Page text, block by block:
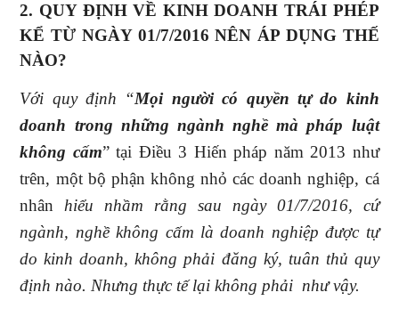
2. QUY ĐỊNH VỀ KINH DOANH TRÁI PHÉP
KỂ TỪ NGÀY 01/7/2016 NÊN ÁP DỤNG THẾ
NÀO?
Với quy định “Mọi người có quyền tự do kinh
doanh trong những ngành nghề mà pháp luật
không cấm” tại Điều 3 Hiến pháp năm 2013 như
trên, một bộ phận không nhỏ các doanh nghiệp, cá
nhân hiểu nhầm rằng sau ngày 01/7/2016, cứ
ngành, nghề không cấm là doanh nghiệp được tự
do kinh doanh, không phải đăng ký, tuân thủ quy
định nào. Nhưng thực tế lại không phải như vậy.